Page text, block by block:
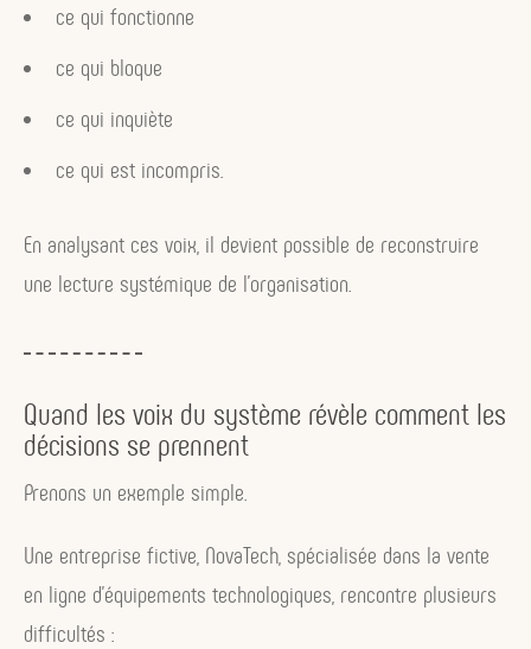
ce qui fonctionne
ce qui bloque
ce qui inquiète
ce qui est incompris.
En analysant ces voix, il devient possible de reconstruire
une lecture systémique de l’organisation.
Quand les voix du système révèle comment les
décisions se prennent
Prenons un exemple simple.
Une entreprise fictive, NovaTech, spécialisée dans la vente
en ligne d’équipements technologiques, rencontre plusieurs
difficultés :